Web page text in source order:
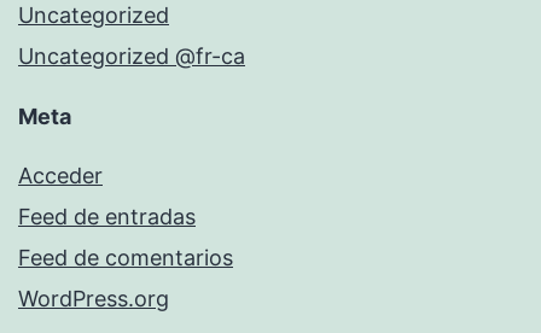
Uncategorized
Uncategorized @fr-ca
Meta
Acceder
Feed de entradas
Feed de comentarios
WordPress.org